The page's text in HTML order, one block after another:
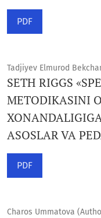
PDF
Tadjiyev Elmurod
SETH RIGGS
METODIKASINI
ASOSLAR VA
PDF
Charos Ummatova